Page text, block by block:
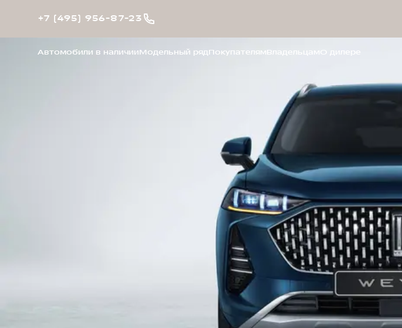
+7 (495) 956-87-23
Автомобили в наличииМодельный рядПокупателямВладельцамО дилере